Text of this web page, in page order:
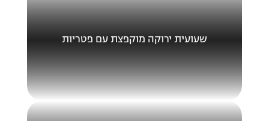
שעועית ירוקה מוקפצת עם פטריות